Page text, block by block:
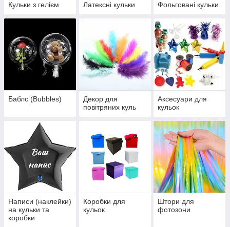
Кульки з гелієм Латексні кульки Фольговані кульки
Баблс (Bubbles)
Декор для
повітряних куль
Аксесуари для
кульок
Написи (наклейки)
на кульки та
коробки
Коробки для
кульок
Штори для
фотозони